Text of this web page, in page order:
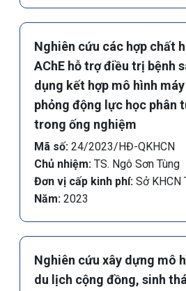
Nghiên cứu các hợp chất
AChE hỗ trợ điều trị bệnh
dụng kết hợp mô hình
phỏng động lực học phân
trong ống nghiệm
Mã số:24/2023/HĐ-QKHCN
Chủ nhiệm:TS. Ngô Sơn Tùng
Đơn vị cấp kinh phí:Sở KHCN
Năm:2023
Nghiên cứu xây dựng mô
du lịch cộng đồng, sinh